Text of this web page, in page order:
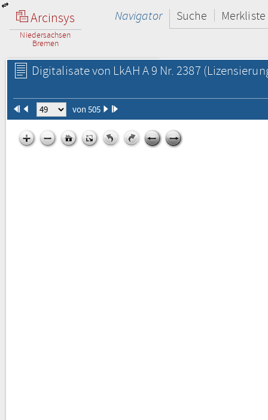
Arcinsys
Niedersachsen
Bremen
Navigator Suche Merkliste
Digitalisate von LkAH A 9 Nr. 2387
von 505